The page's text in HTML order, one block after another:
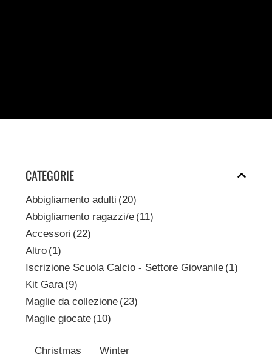
CATEGORIE
Abbigliamento adulti (20)
Abbigliamento ragazzi/e (11)
Accessori (22)
Altro (1)
Iscrizione Scuola Calcio - Settore Giovanile (1)
Kit Gara (9)
Maglie da collezione (23)
Maglie giocate (10)
Christmas Winter